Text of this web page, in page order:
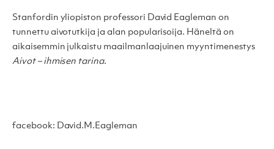
Stanfordin yliopiston professori David Eagleman on
tunnettu aivotutkija ja alan popularisoija. Häneltä on
aikaisemmin julkaistu maailmanlaajuinen myyntimenestys
Aivot – ihmisen tarina.
facebook: David.M.Eagleman